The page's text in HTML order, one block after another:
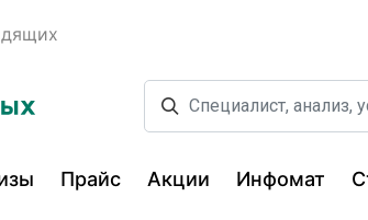
Прайс Акции Инфомат